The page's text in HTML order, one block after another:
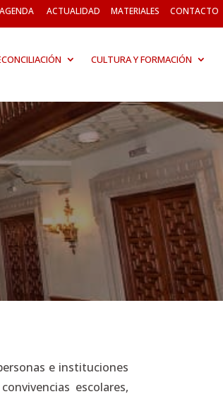
AGENDA ACTUALIDAD MATERIALES CONTACTO
CULTURA Y FORMACIÓN
e instituciones
escolares,